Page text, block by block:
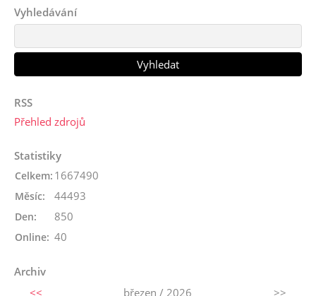
Vyhledávání
RSS
Přehled zdrojů
Statistiky
Online: 40
Celkem: 1667490
Měsíc: 44493
Den: 850
Archiv
<<
březen / 2026 >>